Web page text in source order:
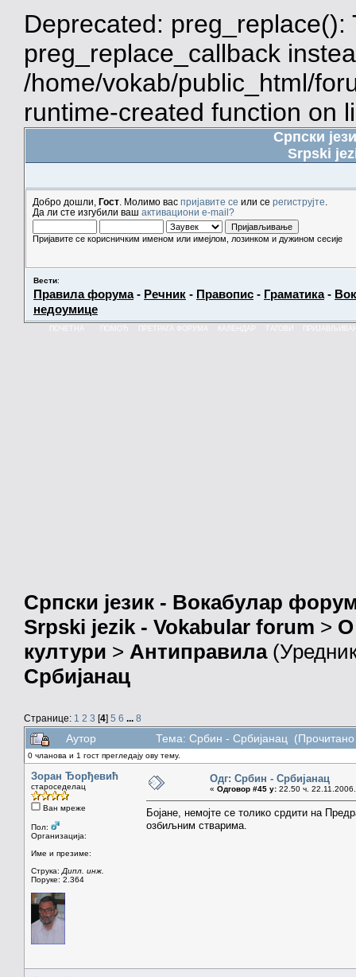
Deprecated:
preg_replace_callback
/home/vokab/public_html/
runtime-created function on
Српски
Srpski
Добро дошли, Гост . Молимо вас пријавите се или се региструјте
Да ли сте изгубили ваш активациони e-mail?
Пријавите се корисничким именом или имејлом, лозинком и дужином сесије
Вести:
Правила форума- Речник - Правопис - Граматика-
недоумице
КАЛЕНДАР
Српски језик - Вокабулар
Srpski jezik - Vokabular forum > О
култури > Антиправила
Србијанац
Странице: 1 2 3 [4] 5 6 ... 8
Аутор Тема: Србин - Србијанац (Прочитано
0 чланова и 1 гост прегледају ову тему.
Зоран Ђорђевић
староседелац
Ван мреже
Пол:
Организација:
Име и презиме:
Струка: Дипл. инж.
Поруке: 2.364
Одг: Србин - Србијанац
« Одговор #45 у: 22.50 ч.
Бојане, немојте се толико срдити на
озбиљним стварима.